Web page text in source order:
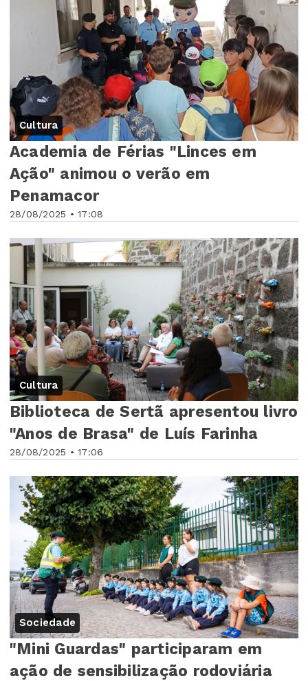
Cultura
28/08/2025 • 17:08
Academia de Férias "Linces em
Ação" animou o verão em
Penamacor
Cultura
28/08/2025 • 17:06
Biblioteca de Sertã apresentou livro
"Anos de Brasa" de Luís Farinha
Sociedade
"Mini Guardas" participaram em
ação de sensibilização rodoviária